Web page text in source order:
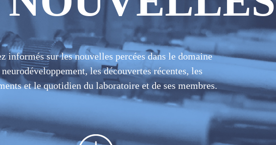
informés sur les nouvelles percées dans le domaine
les découvertes récentes, les
et le quotidien du laboratoire et de ses membres.